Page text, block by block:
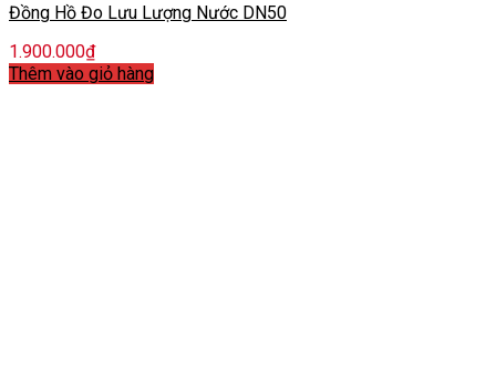
Đồng Hồ Đo Lưu Lượng Nước DN50
1.900.000₫
Thêm vào giỏ hàng